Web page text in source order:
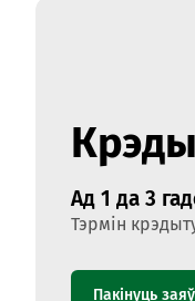
Ад 1 да 3
Тэрмін
Пакінуць